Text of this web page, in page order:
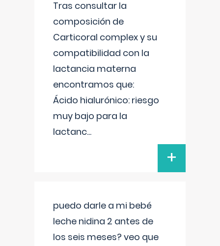
Tras consultar la
composición de
Carticoral complex y su
compatibilidad con la
lactancia materna
encontramos que:
Ácido hialurónico: riesgo
muy bajo para la
lactanc...
+
puedo darle a mi bebé
leche nidina 2 antes de
los seis meses? veo que